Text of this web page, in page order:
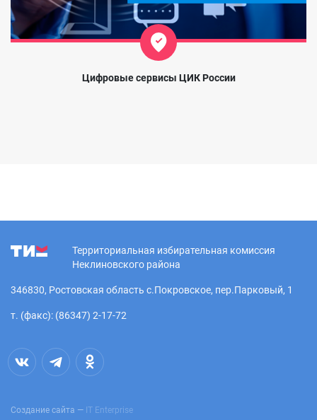
Цифровые сервисы ЦИК России
Территориальная избирательная комиссия
Неклиновского района
346830, Ростовская область с.Покровское, пер.Парковый, 1
т. (факс): (86347) 2-17-72
Создание сайта — IT Enterprise